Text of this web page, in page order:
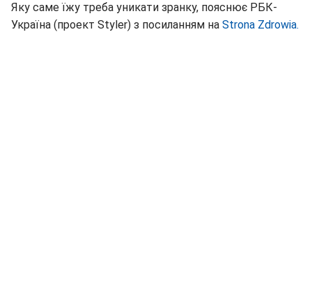
Яку саме їжу треба уникати зранку, пояснює РБК-
Україна (проект Styler) з посиланням на Strona Zdrowia.